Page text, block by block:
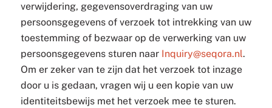
verwijdering, gegevensoverdraging van uw
persoonsgegevens of verzoek tot intrekking van uw
toestemming of bezwaar op de verwerking van uw
persoonsgegevens sturen naar Inquiry@seqora.nl.
Om er zeker van te zijn dat het verzoek tot inzage
door u is gedaan, vragen wij u een kopie van uw
identiteitsbewijs met het verzoek mee te sturen.